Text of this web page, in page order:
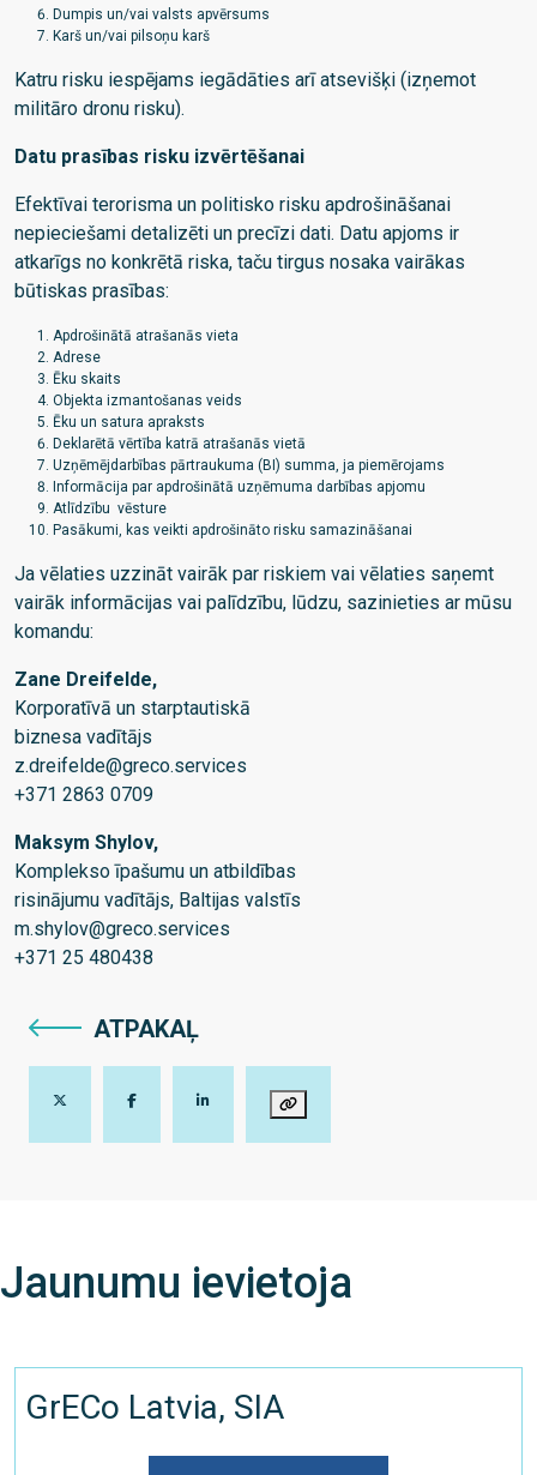
Dumpis un/vai valsts apvērsums
Karš un/vai pilsoņu karš
Katru risku iespējams iegādāties arī atsevišķi (izņemot
militāro dronu risku).
Datu prasības risku izvērtēšanai
Efektīvai terorisma un politisko risku apdrošināšanai
nepieciešami detalizēti un precīzi dati. Datu apjoms ir
atkarīgs no konkrētā riska, taču tirgus nosaka vairākas
būtiskas prasības:
Apdrošinātā atrašanās vieta
Adrese
Ēku skaits
Objekta izmantošanas veids
Ēku un satura apraksts
Deklarētā vērtība katrā atrašanās vietā
Uzņēmējdarbības pārtraukuma (BI) summa, ja piemērojams
Informācija par apdrošinātā uzņēmuma darbības apjomu
Atlīdzību vēsture
Pasākumi, kas veikti apdrošināto risku samazināšanai
Ja vēlaties uzzināt vairāk par riskiem vai vēlaties saņemt
vairāk informācijas vai palīdzību, lūdzu, sazinieties ar mūsu
komandu:
Zane Dreifelde,
Korporatīvā un starptautiskā
biznesa vadītājs
z.dreifelde@greco.services
+371 2863 0709
Maksym Shylov,
Komplekso īpašumu un atbildības
risinājumu vadītājs, Baltijas valstīs
m.shylov@greco.services
+371 25 480438
ATPAKAĻ
Jaunumu ievietoja
GrECo Latvia, SIA